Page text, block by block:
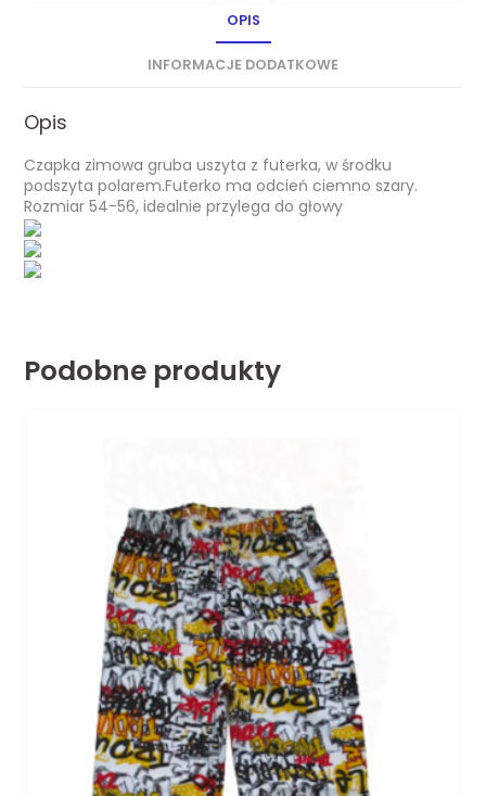
OPIS
INFORMACJE DODATKOWE
Opis
Czapka zimowa gruba uszyta z futerka, w środku
podszyta polarem.Futerko ma odcień ciemno szary.
Rozmiar 54-56, idealnie przylega do głowy
Podobne produkty